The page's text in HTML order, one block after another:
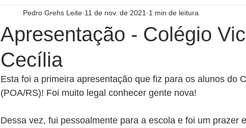
Apresentação - Colégio
Cecília
Pedro Grehs Leite 11 de nov. de 2021 1 min de leitura
Esta foi a primeira apresentação que fiz para os alunos do
(POA/RS)! Foi muito legal conhecer gente nova!
Dessa vez, fui pessoalmente para a escola e foi um prazer